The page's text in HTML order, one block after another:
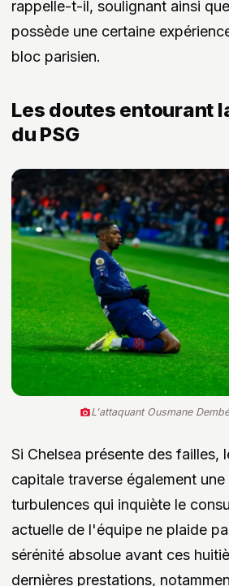
rappelle-t-il, soulignant ainsi
possède une certaine
bloc parisien.
Les doutes entourant
du PSG
L'attaquant Ousmane
Si Chelsea présente des failles,
capitale traverse également
turbulences qui inquiète le
actuelle de l'équipe ne plaide
sérénité absolue avant ces
dernières prestations,